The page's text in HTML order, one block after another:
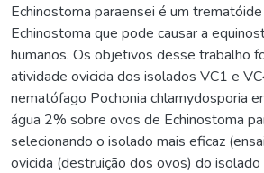
Echinostoma paraensei é um
Echinostoma que pode causar a
humanos. Os objetivos desse trabalho
atividade ovicida dos isolados VC1 e
nematófago Pochonia chlamydosporia
água 2% sobre ovos de Echinostoma
selecionando o isolado mais eficaz
ovicida (destruição dos ovos) do isolado